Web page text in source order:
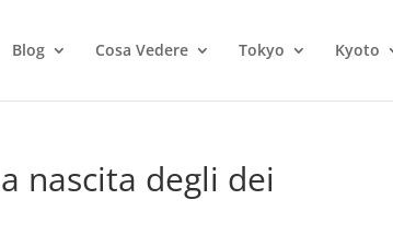
Blog Cosa Vedere Tokyo Kyoto
nascita degli dei